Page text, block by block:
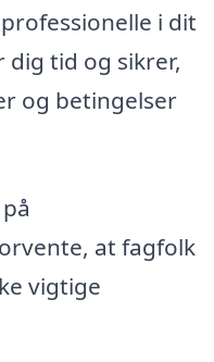
i dit
dig tid og sikrer,
og betingelser
at fagfolk
vigtige